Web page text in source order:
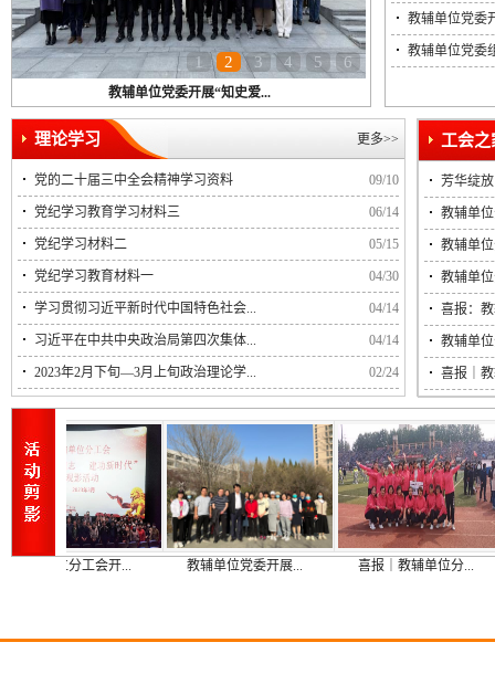
1 2 3 4 5 6
教辅单位党委开展“知史爱...
教辅单位党委
教辅单位党委
更多>>
理论学习
09/10
党的二十届三中全会精神学习资料
06/14
党纪学习教育学习材料三
05/15
党纪学习材料二
04/30
党纪学习教育材料一
04/14
学习贯彻习近平新时代中国特色社会...
04/14
习近平在中共中央政治局第四次集体...
02/24
2023年2月下旬—3月上旬政治理论学...
芳华绽
教辅单
教辅单
教辅单
喜报：
教辅单
喜报｜
位分工会开... 教辅单位党委开展... 喜报｜教辅单位分...